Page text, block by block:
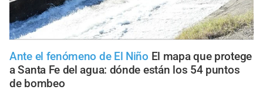
Ante el fenómeno de El Niño El mapa que protege
a Santa Fe del agua: dónde están los 54 puntos
de bombeo